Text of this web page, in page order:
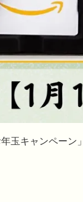
玉キャンペー